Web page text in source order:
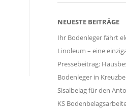
NEUESTE BEITRÄGE
Ihr Bodenleger fährt
Linoleum – eine
Pressebeitrag:
Bodenleger in
Sisalbelag für den
KS